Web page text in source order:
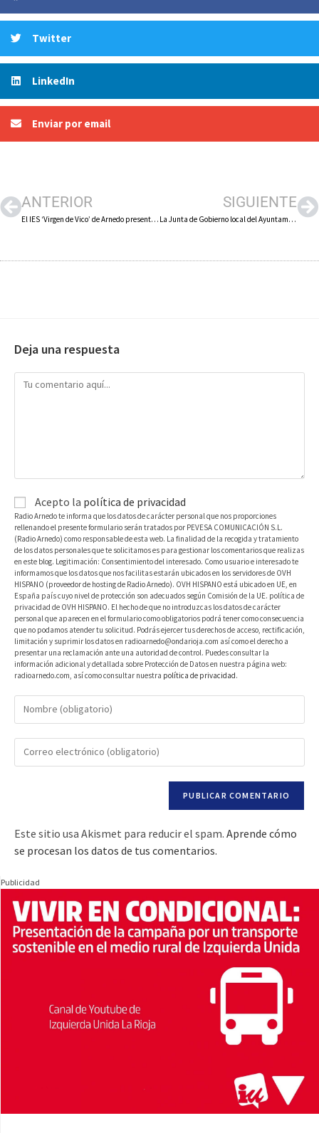
Twitter
LinkedIn
Enviar por email
ANTERIOR
El IES ‘Virgen de Vico’ de Arnedo presenta su Aula del Emprendimiento
SIGUIENTE
La Junta de Gobierno local del Ayuntamiento de Arnedo aprueba el expediente de contratación de los festejos taurinos de marzo
Deja una respuesta
Acepto la política de privacidad
Radio Arnedo te informa que los datos de carácter personal que nos proporciones
rellenando el presente formulario serán tratados por PEVESA COMUNICACIÓN S.L.
(Radio Arnedo) como responsable de esta web. La finalidad de la recogida y tratamiento
de los datos personales que te solicitamos es para gestionar los comentarios que realizas
en este blog. Legitimación: Consentimiento del interesado. Como usuario e interesado te
informamos que los datos que nos facilitas estarán ubicados en los servidores de OVH
HISPANO (proveedor de hosting de Radio Arnedo). OVH HISPANO está ubicado en UE, en
España país cuyo nivel de protección son adecuados según Comisión de la UE. política de
privacidad de OVH HISPANO. El hecho de que no introduzcas los datos de carácter
personal que aparecen en el formulario como obligatorios podrá tener como consecuencia
que no podamos atender tu solicitud. Podrás ejercer tus derechos de acceso, rectificación,
limitación y suprimir los datos en radioarnedo@ondarioja.com así como el derecho a
presentar una reclamación ante una autoridad de control. Puedes consultar la
información adicional y detallada sobre Protección de Datos en nuestra página web:
radioarnedo.com, así como consultar nuestra política de privacidad.
Este sitio usa Akismet para reducir el spam. Aprende cómo
se procesan los datos de tus comentarios.
Publicidad